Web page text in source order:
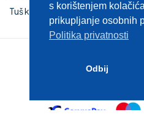
Tuš kabine i kade
© 2025
s korištenjem
prikupljanje osobnih
Politika privatnosti
Odbij